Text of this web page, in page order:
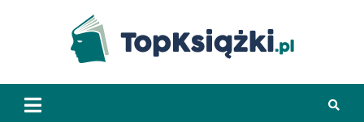
www.topksiazki.pl